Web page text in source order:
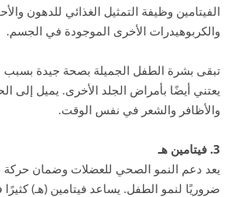
الفيتامين وظيفة التمثيل الغذائي للدهون
والكربوهيدرات الأخرى الموجودة في الجسم.
تبقى بشرة الطفل الجميلة بصحة جيدة بسبب
يعتني أيضًا بأمراض الجلد الأخرى. يميل إلى
والأظافر والشعر في نفس الوقت.
3. فيتامين هـ
يعد دعم النمو الصحي للعضلات وضمان حركة
ضروريًا لنمو الطفل. يساعد فيتامين (هـ)